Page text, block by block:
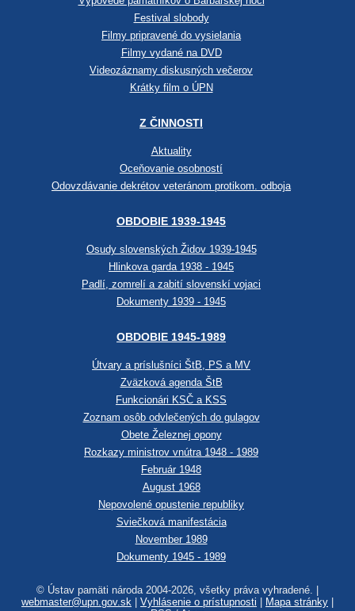
Festival slobody
Filmy pripravené do vysielania
Filmy vydané na DVD
Videozáznamy diskusných večerov
Krátky film o ÚPN
Z ČINNOSTI
Aktuality
Oceňovanie osobností
Odovzdávanie dekrétov veteránom protikom. odboja
OBDOBIE 1939-1945
Osudy slovenských Židov 1939-1945
Hlinkova garda 1938 - 1945
Padlí, zomrelí a zabití slovenskí vojaci
Dokumenty 1939 - 1945
OBDOBIE 1945-1989
Útvary a príslušníci ŠtB, PS a MV
Zväzková agenda ŠtB
Funkcionári KSČ a KSS
Zoznam osôb odvlečených do gulagov
Obete Železnej opony
Rozkazy ministrov vnútra 1948 - 1989
Február 1948
August 1968
Nepovolené opustenie republiky
Sviečková manifestácia
November 1989
Dokumenty 1945 - 1989
© Ústav pamäti národa 2004-2026, všetky práva vyhradené. |
webmaster@upn.gov.sk
Vyhlásenie o prístupnosti Mapa stránky